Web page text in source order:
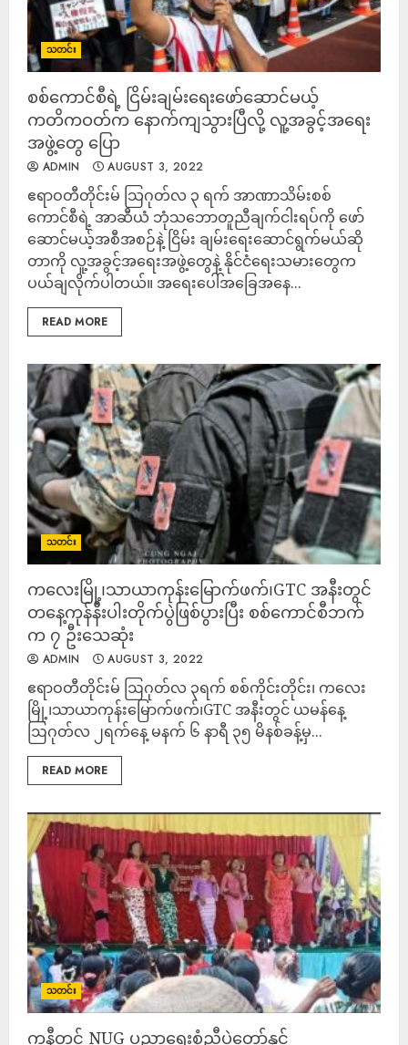
သတင်း
စစ်ကောင်စီရဲ့ ငြိမ်းချမ်းရေးဖော်ဆောင်မယ့်
ကတိကဝတ်က နောက်ကျသွားပြီလို့ လူ့အခွင့်အရေး
အဖွဲ့တွေ ပြော
ADMIN AUGUST 3, 2022
ဧရာဝတီတိုင်းမ် သြဂုတ်လ ၃ ရက် အာဏာသိမ်းစစ်
ကောင်စီရဲ့ အာဆီယံ ဘုံသဘောတူညီချက်ငါးရပ်ကို ဖော်
ဆောင်မယ့်အစီအစဉ်နဲ့ ငြိမ်း ချမ်းရေးဆောင်ရွက်မယ်ဆို
တာကို လူ့အခွင့်အရေးအဖွဲ့တွေနဲ့ နိုင်ငံရေးသမားတွေက
ပယ်ချလိုက်ပါတယ်။ အရေးပေါ်အခြေအနေ...
READ MORE
သတင်း
ကလေးမြို့၊သာယာကုန်းမြောက်ဖက်၊GTC အနီးတွင်
တနေ့ကုန်နီးပါးတိုက်ပွဲဖြစ်ပွားပြီး စစ်ကောင်စီဘက်
က ၇ ဦးသေဆုံး
ADMIN AUGUST 3, 2022
ဧရာဝတီတိုင်းမ် ဩဂုတ်လ ၃ရက် စစ်ကိုင်းတိုင်း၊ ကလေး
မြို့၊သာယာကုန်းမြောက်ဖက်၊GTC အနီးတွင် ယမန်နေ့
ဩဂုတ်လ ၂ရက်နေ့ မနက် ၆ နာရီ ၃၅ မိနစ်ခန့်မှ...
READ MORE
သတင်း
ကနီတွင် NUG ပညာရေးစုံညီပွဲတော်နှင့်